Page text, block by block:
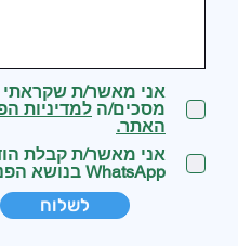
אני מאשר/ת שקראתי
מסכים/ה למדיניות
האתר.
אני מאשר/ת קבלת
WhatsApp בנושא הפנייה שלי.
לשלוח